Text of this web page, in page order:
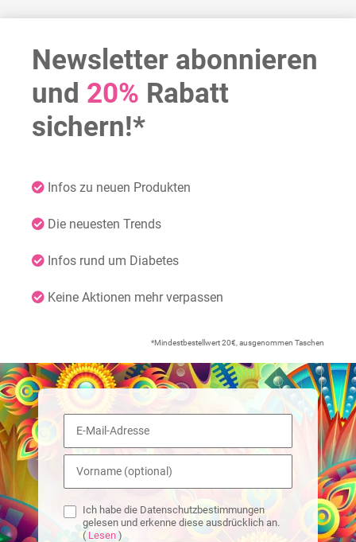
Ich habe die Datenschutzbestimmungen
gelesen und erkenne diese ausdrücklich an.
( Lesen )
Newsletter abonnieren
und 20% Rabatt
sichern!*
Infos zu neuen Produkten
Die neuesten Trends
Infos rund um Diabetes
Keine Aktionen mehr verpassen
*Mindestbestellwert 20€, ausgenommen Taschen